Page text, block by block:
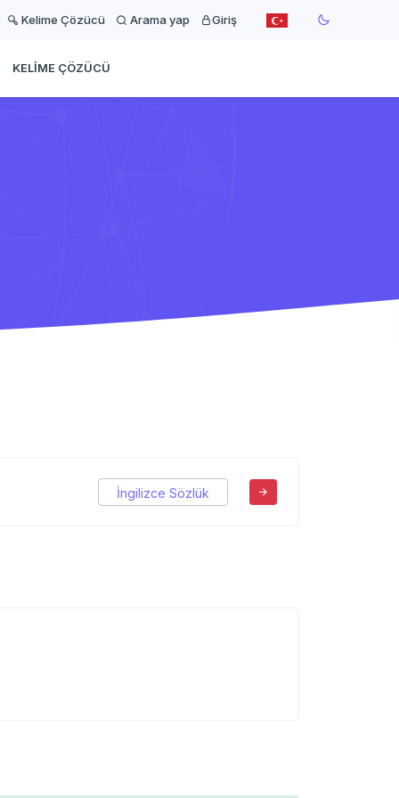
Kelime Çözücü Arama yap Giriş
KELIME ÇÖZÜCÜ
İngilizce Sözlük